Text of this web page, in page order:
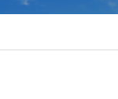
サンプルテキス安室ち